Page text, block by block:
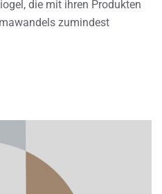
die mit ihren Produkten
zumindest